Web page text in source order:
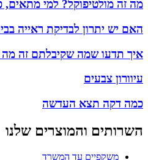
מה זה מולטיפוקל? למי
האם יש יתרון לבדיקת ראייה
איך תדעו שמה שקיבלתם זה
עיוורון צבעים
כמה דקה תצא העדשה
השרותים והמוצרים שלנו
משקפיים עד המשרד